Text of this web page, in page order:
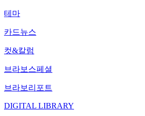
테마
카드뉴스
컷&칼럼
브라보스페셜
브라보리포트
DIGITAL LIBRARY